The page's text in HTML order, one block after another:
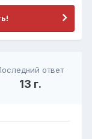
ответ
13 г.